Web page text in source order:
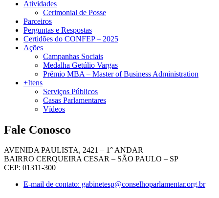
Atividades
Cerimonial de Posse
Parceiros
Perguntas e Respostas
Certidões do CONFEP – 2025
Ações
Campanhas Sociais
Medalha Getúlio Vargas
Prêmio MBA – Master of Business Administration
+Itens
Serviços Públicos
Casas Parlamentares
Vídeos
Fale Conosco
AVENIDA PAULISTA, 2421 – 1° ANDAR
BAIRRO CERQUEIRA CESAR – SÃO PAULO – SP
CEP: 01311-300
E-mail de contato: gabinetesp@conselhoparlamentar.org.br